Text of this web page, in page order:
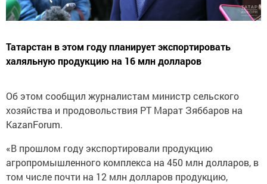
Татарстан в этом году планирует экспортировать
халяльную продукцию на 16 млн долларов
Об этом сообщил журналистам министр сельского
хозяйства и продовольствия РТ Марат Зяббаров на
KazanForum.
«В прошлом году экспортировали продукцию
агропромышленного комплекса на 450 млн долларов, в
том числе почти на 12 млн долларов продукцию,